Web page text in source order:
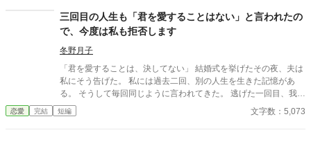
三回目の人生も「君を愛することはない」と言われたの
で、今度は私も拒否します
冬野月子
「君を愛することは、決してない」 結婚式を挙げたその夜、夫は
私にそう告げた。 私には過去二回、別の人生を生きた記憶があ
る。 そうして毎回同じように言われてきた。 逃げた一回目、我慢
した二回目。いずれも上手くいかなかった。 だから今回は。
恋愛 完結 短編 文字数：5,073